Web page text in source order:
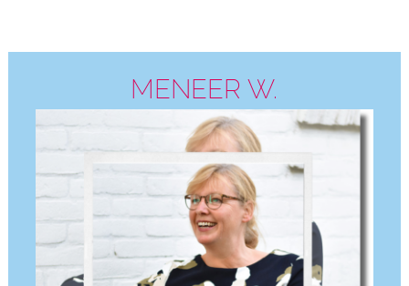
MENEER W.